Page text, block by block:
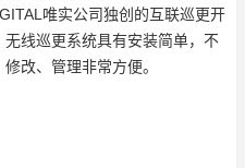
唯实公司独创的互联巡更开
线巡更系统具有安装简单，不
改、管理非常方便。